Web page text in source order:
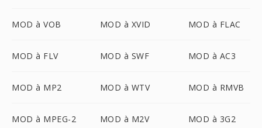
MOD à VOB MOD à XVID MOD à FLAC
MOD à FLV MOD à SWF MOD à AC3
MOD à MP2 MOD à WTV MOD à RMVB
MOD à MPEG-2 MOD à M2V MOD à 3G2